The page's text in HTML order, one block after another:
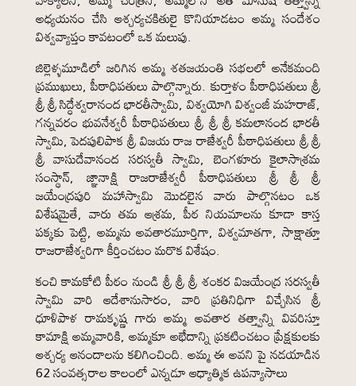
అధ్యయనం చేసి ఆశ్చర్యచకితులై కొనియాడటం అమ్మ సందేశం
విశ్వవ్యాప్తం కావటంలో ఒక మలుపు.
జిల్లెళ్ళమూడిలో జరిగిన అమ్మ శతజయంతి సభలలో అనేకమంది
ప్రముఖులు, పీఠాధిపతులు పాల్గొన్నారు. కుర్తాళం పీఠాధిపతులు శ్రీ
శ్రీ శ్రీ సిద్ధేశ్వరానంద భారతీస్వామి, విశ్వయోగి విశ్వంజీ మహరాజ్,
గన్నవరం భువనేశ్వరీ పీఠాధిపతులు శ్రీ శ్రీ శ్రీ కమలానంద భారతీ
స్వామి, పెదపులిపాక శ్రీ విజయ రాజ రాజేశ్వరీ పీఠాధిపతులు శ్రీ శ్రీ
శ్రీ వాసుదేవానంద సరస్వతీ స్వామి, బెంగళూరు కైలాసాశ్రమ
సంస్థాన్, జ్ఞానాక్షి రాజరాజేశ్వరీ పీఠాధిపతులు శ్రీ శ్రీ శ్రీ
జయేంద్రపురి మహాస్వామి మొదలైన వారు పాల్గొనటం ఒక
విశేషమైతే, వారు తమ ఆశ్రమ, పీఠ నియమాలను కూడా కాస్త
పక్కకు పెట్టి, అమ్మను అవతారమూర్తిగా, విశ్వమాతగా, సాక్షాత్తూ
రాజరాజేశ్వరిగా కీర్తించటం మరొక విశేషం.
కంచి కామకోటి పీఠం నుండి శ్రీ శ్రీ శ్రీ శంకర విజయేంద్ర సరస్వతీ
స్వామి వారి ఆదేశానుసారం, వారి ప్రతినిధిగా విచ్చేసిన శ్రీ
ధూళిపాళ రామకృష్ణ గారు అమ్మ అవతార తత్త్వాన్ని వివరిస్తూ
కామాక్షి అమ్మవారికి, అమ్మకూ అభేదాన్ని ప్రకటించటం ప్రేక్షకులకు
ఆశ్చర్య ఆనందాలను కలిగించింది. అమ్మ ఈ అవని పై నడయాడిన
62 సంవత్సరాల కాలంలో ఎన్నడూ ఆధ్యాత్మిక ఉపన్యాసాలు